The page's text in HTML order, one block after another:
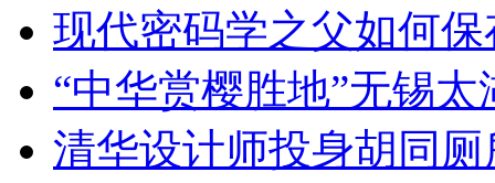
现代密码学之父如何
“中华赏樱胜地”无锡
清华设计师投身胡同